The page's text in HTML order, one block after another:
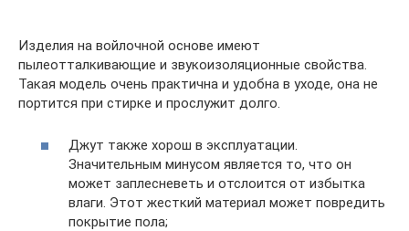
Изделия на войлочной основе имеют
пылеотталкивающие и звукоизоляционные свойства.
Такая модель очень практична и удобна в уходе, она не
портится при стирке и прослужит долго.
Джут также хорош в эксплуатации.
Значительным минусом является то, что он
может заплесневеть и отслоится от избытка
влаги. Этот жесткий материал может повредить
покрытие пола;